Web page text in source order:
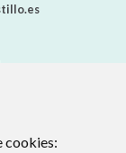
cookies: